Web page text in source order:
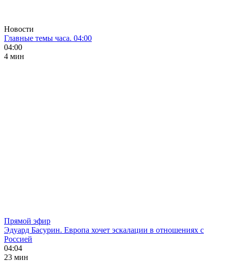
Новости
Главные темы часа. 04:00
04:00
4 мин
Прямой эфир
Эдуард Басурин. Европа хочет эскалации в отношениях с
Россией
04:04
23 мин